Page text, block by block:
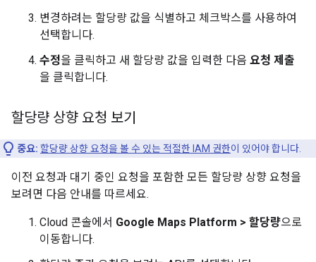
변경하려는 할당량 값을 식별하고 체크박스를 사용하여
선택합니다.
수정을 클릭하고 새 할당량 값을 입력한 다음 요청 제출
을 클릭합니다.
할당량 상향 요청 보기
중요: 할당량 상향 요청을 볼 수 있는 적절한 IAM 권한이 있어야 합니다.
이전 요청과 대기 중인 요청을 포함한 모든 할당량 상향 요청을
보려면 다음 안내를 따르세요.
Cloud 콘솔에서 Google Maps Platform > 할당량으로
이동합니다.